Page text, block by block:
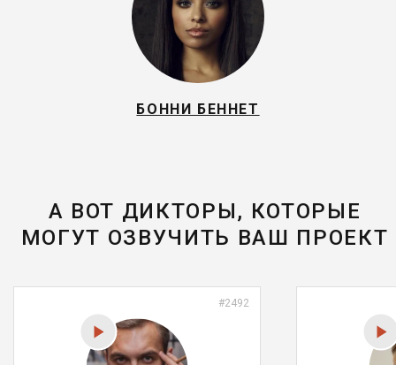
БОННИ БЕННЕТ
А ВОТ ДИКТОРЫ, КОТОРЫЕ
МОГУТ ОЗВУЧИТЬ ВАШ ПРОЕКТ
#2492